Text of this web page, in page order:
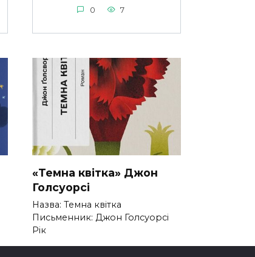
0 7
«Темна квітка» Джон
Голсуорсі
Назва: Темна квітка
Письменник: Джон Голсуорсі
Рік